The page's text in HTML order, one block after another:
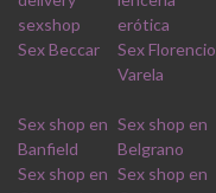
sexshop
erótica
Sex Beccar
Sex Florencio
Varela
Sex shop en
Banfield
Sex shop en
Belgrano
Sex shop en Sex shop en